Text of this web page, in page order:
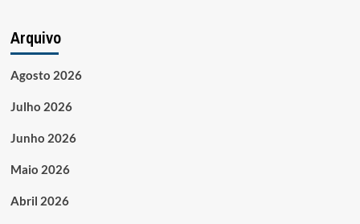
Arquivo
Agosto 2026
Julho 2026
Junho 2026
Maio 2026
Abril 2026